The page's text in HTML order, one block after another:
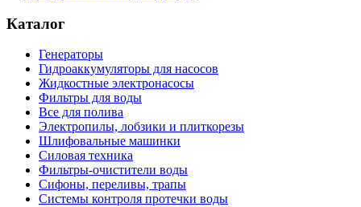
Каталог
Генераторы
Гидроаккумуляторы для насосов
Жидкостные электронасосы
Фильтры для воды
Все для полива
Электропилы, лобзики и плиткорезы
Шлифовальные машинки
Силовая техника
Фильтры-очистители воды
Сифоны, переливы, трапы
Системы контроля протечки воды